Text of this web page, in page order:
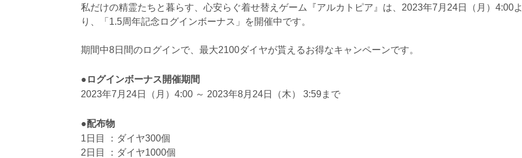
私だけの精霊たちと暮らす、心安らぐ着せ替えゲーム『アルカトピア』は、2023年7月24日（月）4:00よ
り、「1.5周年記念ログインボーナス」を開催中です。
期間中8日間のログインで、最大2100ダイヤが貰えるお得なキャンペーンです。
●ログインボーナス開催期間
2023年7月24日（月）4:00 ～ 2023年8月24日（木） 3:59まで
●配布物
1日目 ：ダイヤ300個
2日目 ：ダイヤ1000個